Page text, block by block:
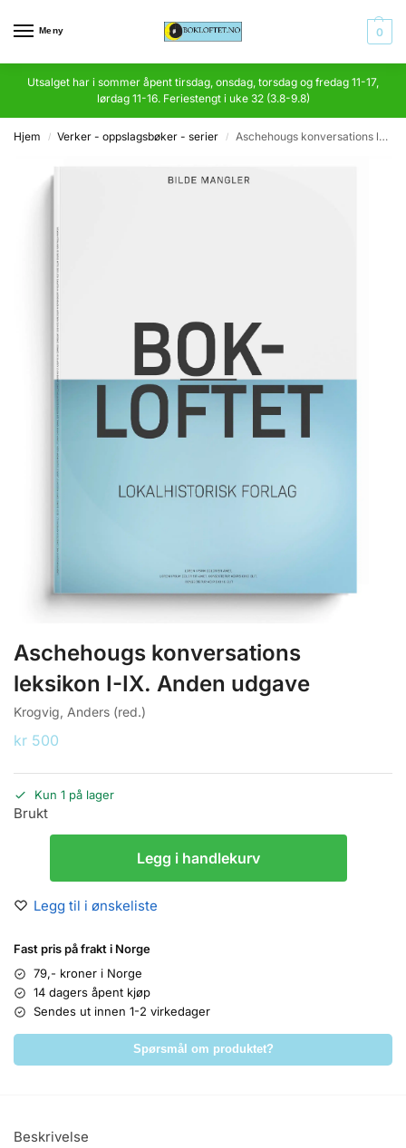
Meny 0
Utsalget har i sommer åpent tirsdag, onsdag, torsdag og fredag 11-17,
lørdag 11-16. Feriestengt i uke 32 (3.8-9.8)
Hjem / Verker - oppslagsbøker - serier / Aschehougs konversations leksikon I-IX. Anden udgave
Aschehougs konversations
leksikon I-IX. Anden udgave
Krogvig, Anders (red.)
kr 500
Kun 1 på lager
Brukt
Legg i handlekurv
Legg til i ønskeliste
Fast pris på frakt i Norge
79,- kroner i Norge
14 dagers åpent kjøp
Sendes ut innen 1-2 virkedager
Spørsmål om produktet?
Beskrivelse